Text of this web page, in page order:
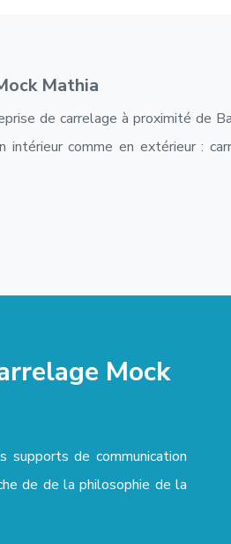
Mathia
de carrelage à proximité de
comme en extérieur :
Mock
supports de communication
de de la philosophie de la